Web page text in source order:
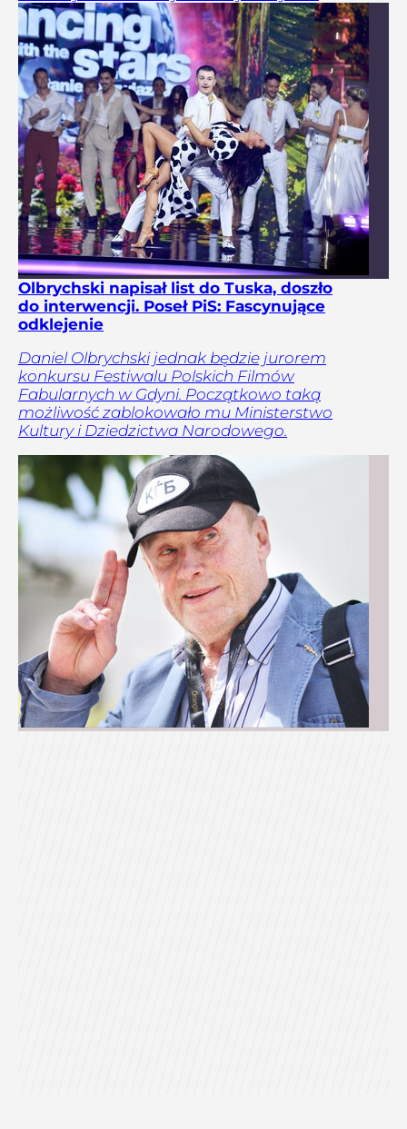
Olbrychski napisał list do Tuska, doszło
do interwencji. Poseł PiS: Fascynujące
odklejenie
Daniel Olbrychski jednak będzie jurorem
konkursu Festiwalu Polskich Filmów
Fabularnych w Gdyni. Początkowo taką
możliwość zablokowało mu Ministerstwo
Kultury i Dziedzictwa Narodowego.